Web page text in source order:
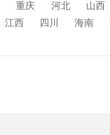
重庆 河北
山西
江西 四川 海南